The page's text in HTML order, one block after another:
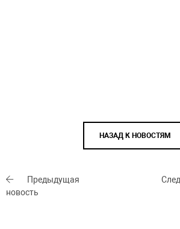
НАЗАД К НОВОСТЯМ
Предыдущая
новость